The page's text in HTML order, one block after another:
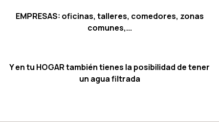
EMPRESAS: oficinas, talleres, comedores, zonas
comunes,...
Y en tu HOGAR también tienes la posibilidad de tener
un agua filtrada